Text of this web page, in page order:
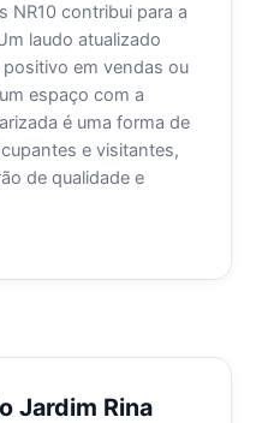
NR10 contribui para a
laudo atualizado
em vendas ou
espaço com a
é uma forma de
e visitantes,
de qualidade e
Jardim Rina